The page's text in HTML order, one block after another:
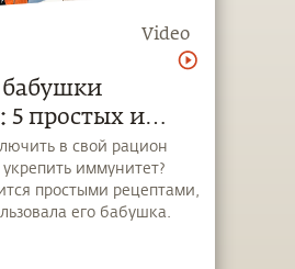
Video
5 простых и
защиты
в свой рацион
иммунитет?
простыми рецептами,
использовала его бабушка.